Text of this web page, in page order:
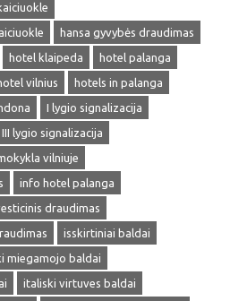
hansa gyvybės draudimas
hotel klaipeda
hotel palanga
vilnius
hotels in palanga
I lygio signalizacija
III lygio signalizacija
vilniuje
info hotel palanga
draudimas
isskirtiniai baldai
miegamojo baldai
italiski virtuves baldai